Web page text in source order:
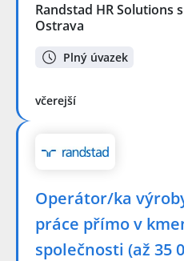
Randstad HR Solutions
Ostrava
Plný úvazek
včerejší
Operátor/ka
práce přímo v
společnosti (až 35